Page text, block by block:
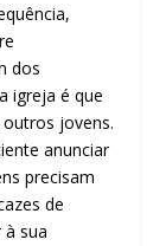
dos
igreja é que
jovens.
anunciar
precisam
de
sua